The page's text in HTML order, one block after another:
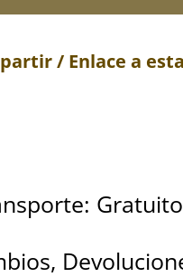
/ Enlace a